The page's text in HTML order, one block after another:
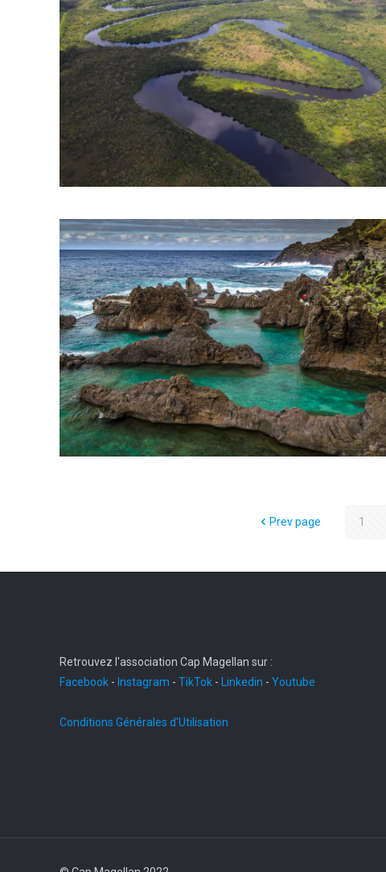
Prev page 1
Retrouvez l'association Cap Magellan sur :
Facebook - Instagram - TikTok - Linkedin - Youtube
Conditions Générales d'Utilisation